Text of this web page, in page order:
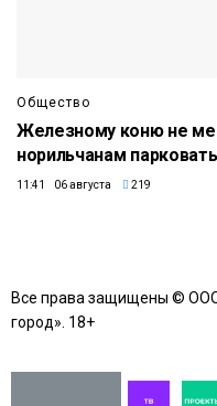
Общество
Железному коню не
норильчанам
11:41 06 августа 219
Все права защищены ©
город». 18+